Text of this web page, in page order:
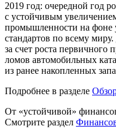
2019 год: очередной год
с устойчивым
промышленности на фоне
стандартов по всему
за счет роста первичного
ломов автомобильных
из ранее накопленных
Подробнее в разделе
От «устойчивой»
Смотрите раздел